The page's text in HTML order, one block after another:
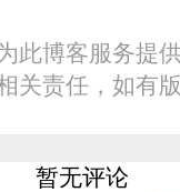
此博客服务提
关责任，如有
暂无评论